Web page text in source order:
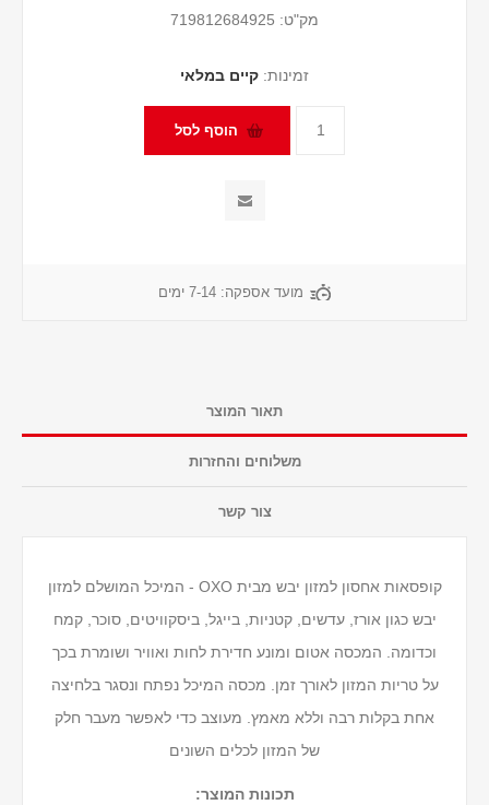
מק"ט: 719812684925
זמינות: קיים במלאי
מועד אספקה: 7-14 ימים
תאור המוצר
משלוחים והחזרות
צור קשר
קופסאות אחסון למזון יבש מבית OXO - המיכל המושלם למזון
יבש כגון אורז, עדשים, קטניות, בייגל, ביסקוויטים, סוכר, קמח
וכדומה. המכסה אטום ומונע חדירת לחות ואוויר ושומרת בכך
על טריות המזון לאורך זמן. מכסה המיכל נפתח ונסגר בלחיצה
אחת בקלות רבה וללא מאמץ. מעוצב כדי לאפשר מעבר חלק
של המזון לכלים השונים
תכונות המוצר: